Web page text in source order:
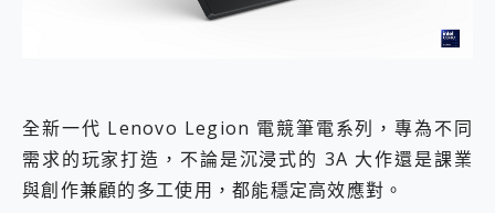
全新一代 Lenovo Legion 電競筆電系列，專為不同
需求的玩家打造，不論是沉浸式的 3A 大作還是課業
與創作兼顧的多工使用，都能穩定高效應對。